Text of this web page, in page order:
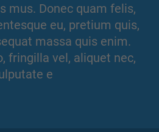
mus. Donec quam felis,
eu, pretium quis,
massa quis enim.
fringilla vel, aliquet nec,
e